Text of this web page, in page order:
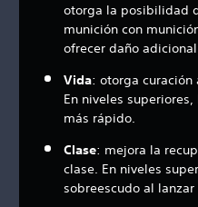
otorga la posibilidad
munición con
ofrecer daño
Vida: otorga curación
En niveles
más rápido.
Clase: mejora la
clase. En niveles
sobreescudo al